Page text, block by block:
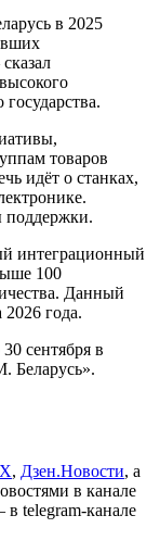
в 2025
товаров
идёт о станках,
поддержки.
интеграционный
100
Данный
года.
сентября в
, Дзен.Новости, а
в канале
telegram-канале